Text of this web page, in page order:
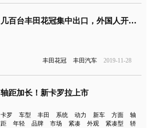
几百台丰田花冠集中出口，外国人开上我们的二手车了
丰田花冠 丰田汽车 2019-11-28
轴距加长！新卡罗拉上市
卡罗 车型 丰田 系统 动力 新车 方面
轴
距
年轻 品牌 市场 紧凑 外观 紧凑型
轿